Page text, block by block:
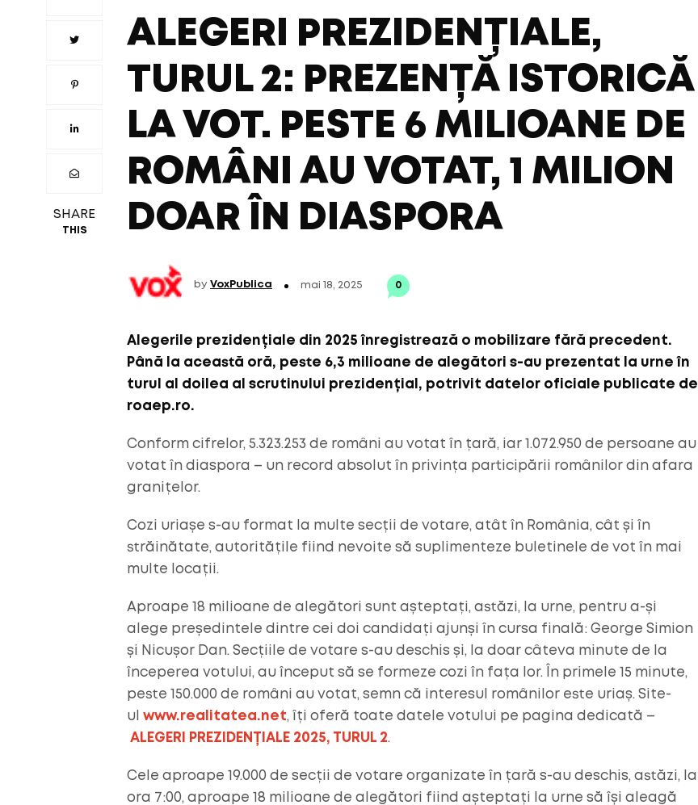
SHARE
THIS
ALEGERI PREZIDENȚIALE,
TURUL 2: PREZENȚĂ ISTORICĂ
LA VOT. PESTE 6 MILIOANE DE
ROMÂNI AU VOTAT, 1 MILION
DOAR ÎN DIASPORA
by VoxPublica mai 18, 2025 0
Alegerile prezidențiale din 2025 înregistrează o mobilizare fără precedent.
Până la această oră, peste 6,3 milioane de alegători s-au prezentat la urne în
turul al doilea al scrutinului prezidențial, potrivit datelor oficiale publicate de
roaep.ro.
Conform cifrelor, 5.323.253 de români au votat în țară, iar 1.072.950 de persoane au
votat în diaspora – un record absolut în privința participării românilor din afara
granițelor.
Cozi uriașe s-au format la multe secții de votare, atât în România, cât și în
străinătate, autoritățile fiind nevoite să suplimenteze buletinele de vot în mai
multe locații.
Aproape 18 milioane de alegători sunt așteptați, astăzi, la urne, pentru a-și
alege președintele dintre cei doi candidați ajunși în cursa finală: George Simion
și Nicușor Dan. Secțiile de votare s-au deschis și, la doar câteva minute de la
începerea votului, au început să se formeze cozi în fața lor. În primele 15 minute,
peste 150.000 de români au votat, semn că interesul românilor este uriaș. Site-
ul www.realitatea.net, îți oferă toate datele votului pe pagina dedicată –
ALEGERI PREZIDENȚIALE 2025, TURUL 2.
Cele aproape 19.000 de secții de votare organizate în țară s-au deschis, astăzi, la
ora 7:00, aproape 18 milioane de alegători fiind așteptați la urne să își aleagă